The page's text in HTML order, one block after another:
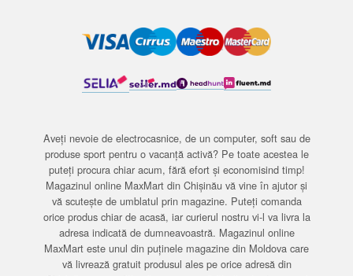
Aveți nevoie de electrocasnice, de un computer, soft sau de
produse sport pentru o vacanță activă? Pe toate acestea le
puteți procura chiar acum, fără efort și economisind timp!
Magazinul online MaxMart din Chișinău vă vine în ajutor și
vă scutește de umblatul prin magazine. Puteți comanda
orice produs chiar de acasă, iar curierul nostru vi-l va livra la
adresa indicată de dumneavoastră. Magazinul online
MaxMart este unul din puținele magazine din Moldova care
vă livrează gratuit produsul ales pe orice adresă din